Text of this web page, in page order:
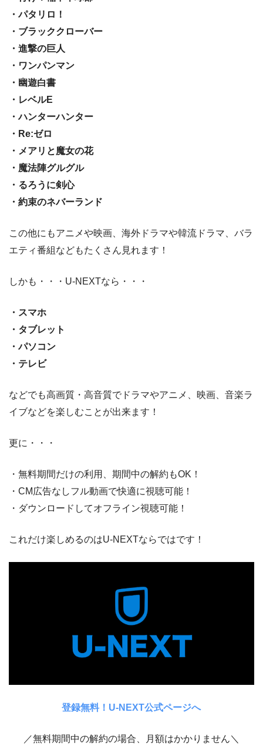
・パタリロ！
・ブラッククローバー
・進撃の巨人
・ワンパンマン
・幽遊白書
・レベルE
・ハンターハンター
・Re:ゼロ
・メアリと魔女の花
・魔法陣グルグル
・るろうに剣心
・約束のネバーランド
この他にもアニメや映画、海外ドラマや韓流ドラマ、バラ
エティ番組などもたくさん見れます！
しかも・・・U-NEXTなら・・・
・スマホ
・タブレット
・パソコン
・テレビ
などでも高画質・高音質でドラマやアニメ、映画、音楽ラ
イブなどを楽しむことが出来ます！
更に・・・
・無料期間だけの利用、期間中の解約もOK！
・CM広告なしフル動画で快適に視聴可能！
・ダウンロードしてオフライン視聴可能！
これだけ楽しめるのはU-NEXTならではです！
登録無料！U-NEXT公式ページへ
／無料期間中の解約の場合、月額はかかりません＼